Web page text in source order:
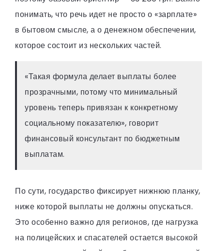
понимать, что речь идет не просто о «зарплате»
в бытовом смысле, а о денежном обеспечении,
которое состоит из нескольких частей.
«Такая формула делает выплаты более
прозрачными, потому что минимальный
уровень теперь привязан к конкретному
социальному показателю», говорит
финансовый консультант по бюджетным
выплатам.
По сути, государство фиксирует нижнюю планку,
ниже которой выплаты не должны опускаться.
Это особенно важно для регионов, где нагрузка
на полицейских и спасателей остается высокой